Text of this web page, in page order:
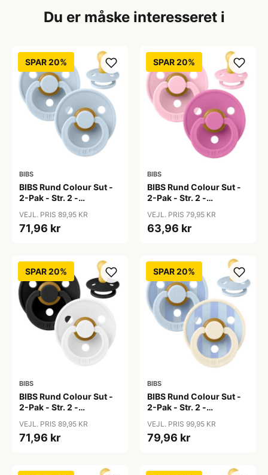
Du er måske interesseret i
SPAR 20%
BIBS
BIBS Rund Colour Sut -
2-Pak - Str. 2 -
Blue/Baby Blue
VEJL. PRIS 89,95 KR
71,96 kr
SPAR 20%
BIBS
BIBS Rund Colour Sut -
2-Pak - Str. 2 -
Pink/Bubblegum
VEJL. PRIS 79,95 KR
63,96 kr
SPAR 20%
BIBS
BIBS Rund Colour Sut -
2-Pak - Str. 2 -
Black/White
VEJL. PRIS 89,95 KR
71,96 kr
SPAR 20%
BIBS
BIBS Rund Colour Sut -
2-Pak - Str. 2 -
Studio - Baby Blue/Dusty
Blue Mix
VEJL. PRIS 99,95 KR
79,96 kr